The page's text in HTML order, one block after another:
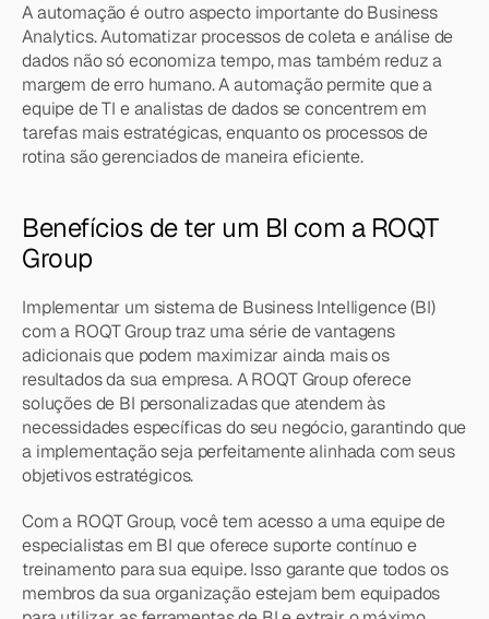
A automação é outro aspecto importante do Business
Analytics. Automatizar processos de coleta e análise de
dados não só economiza tempo, mas também reduz a
margem de erro humano. A automação permite que a
equipe de TI e analistas de dados se concentrem em
tarefas mais estratégicas, enquanto os processos de
rotina são gerenciados de maneira eficiente.
Benefícios de ter um BI com a ROQT
Group
Implementar um sistema de Business Intelligence (BI)
com a ROQT Group traz uma série de vantagens
adicionais que podem maximizar ainda mais os
resultados da sua empresa. A ROQT Group oferece
soluções de BI personalizadas que atendem às
necessidades específicas do seu negócio, garantindo que
a implementação seja perfeitamente alinhada com seus
objetivos estratégicos.
Com a ROQT Group, você tem acesso a uma equipe de
especialistas em BI que oferece suporte contínuo e
treinamento para sua equipe. Isso garante que todos os
membros da sua organização estejam bem equipados